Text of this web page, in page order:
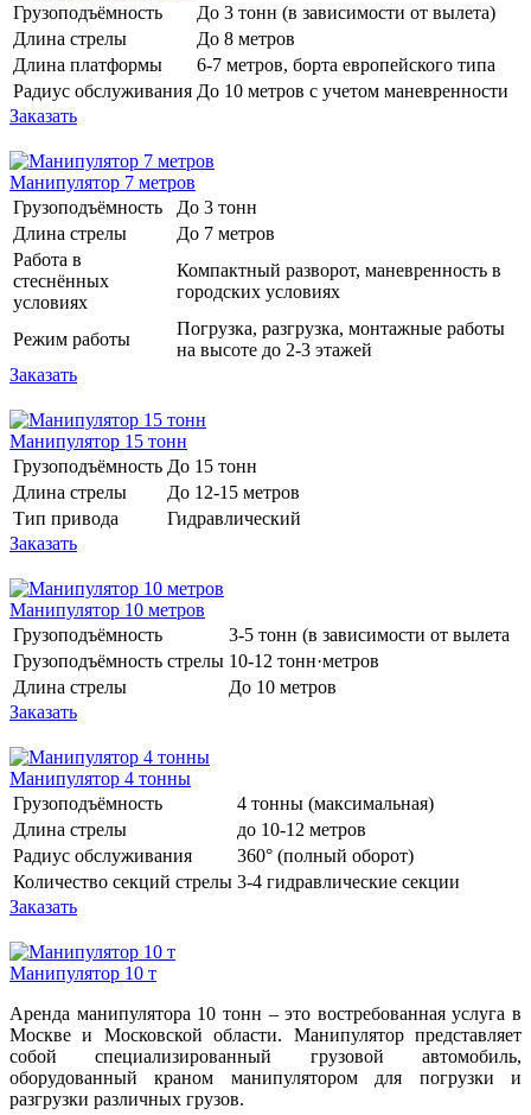
Грузоподъёмность
До 3 тонн (в зависимости от вылета)
Длина стрелы
До 8 метров
Длина платформы
6-7 метров, борта европейского типа
Радиус обслуживания До 10 метров с учетом маневренности
Заказать
Манипулятор 7 метров
Грузоподъёмность
До 3 тонн
Длина стрелы
До 7 метров
Работа в
стеснённых
условиях
Компактный разворот, маневренность в
городских условиях
Режим работы
Погрузка, разгрузка, монтажные работы
на высоте до 2-3 этажей
Заказать
Манипулятор 15 тонн
Грузоподъёмность До 15 тонн
Длина стрелы
До 12-15 метров
Тип привода
Гидравлический
Заказать
Манипулятор 10 метров
Грузоподъёмность
3-5 тонн (в зависимости от вылета
Грузоподъёмность стрелы 10-12 тонн·метров
Длина стрелы
До 10 метров
Заказать
Манипулятор 4 тонны
Грузоподъёмность
4 тонны (максимальная)
Длина стрелы
до 10-12 метров
Радиус обслуживания
360° (полный оборот)
Количество секций стрелы 3-4 гидравлические секции
Заказать
Манипулятор 10 т
Аренда манипулятора 10 тонн – это востребованная услуга в
Москве и Московской области. Манипулятор представляет
собой специализированный грузовой автомобиль,
оборудованный краном манипулятором для погрузки и
разгрузки различных грузов.